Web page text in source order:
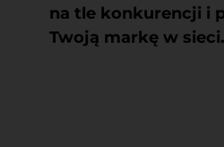
na tle konkurencji i
Twoją markę w sieci.